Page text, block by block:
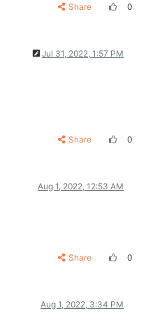
Share 0
Jul 31, 2022, 1:57 PM
Share 0
Aug 1, 2022, 12:53 AM
Share 0
Aug 1, 2022, 3:34 PM